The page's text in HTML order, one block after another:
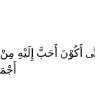
أَكُوْنَ أَحَبَّ إِلَيْهِ مِنْ